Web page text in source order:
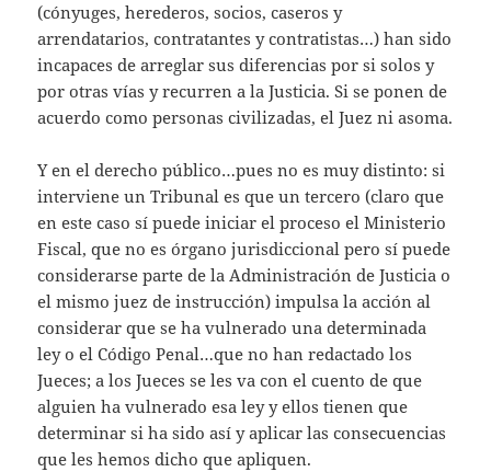
(cónyuges, herederos, socios, caseros y
arrendatarios, contratantes y contratistas…) han sido
incapaces de arreglar sus diferencias por si solos y
por otras vías y recurren a la Justicia. Si se ponen de
acuerdo como personas civilizadas, el Juez ni asoma.
Y en el derecho público…pues no es muy distinto: si
interviene un Tribunal es que un tercero (claro que
en este caso sí puede iniciar el proceso el Ministerio
Fiscal, que no es órgano jurisdiccional pero sí puede
considerarse parte de la Administración de Justicia o
el mismo juez de instrucción) impulsa la acción al
considerar que se ha vulnerado una determinada
ley o el Código Penal…que no han redactado los
Jueces; a los Jueces se les va con el cuento de que
alguien ha vulnerado esa ley y ellos tienen que
determinar si ha sido así y aplicar las consecuencias
que les hemos dicho que apliquen.